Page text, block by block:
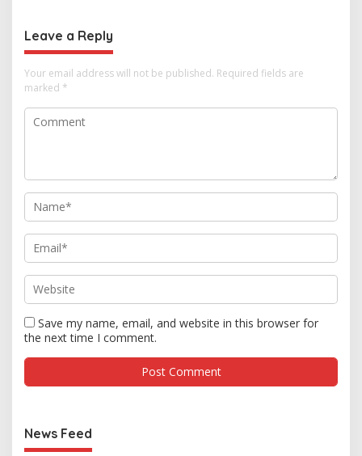
Leave a Reply
Your email address will not be published. Required fields are
marked *
Save my name, email, and website in this browser for
the next time I comment.
News Feed